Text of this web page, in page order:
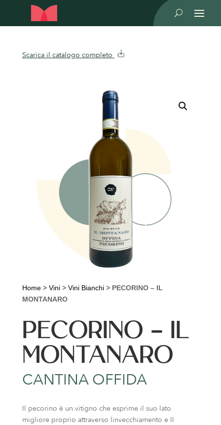
U
Scarica il catalogo completo
Home> Vini> Vini Bianchi> PECORINO – IL
MONTANARO
PECORINO – IL
MONTANARO
CANTINA OFFIDA
Il pecorino è un vitigno che esprime il suo lato
migliore proprio attraverso linvecchiamento e Il